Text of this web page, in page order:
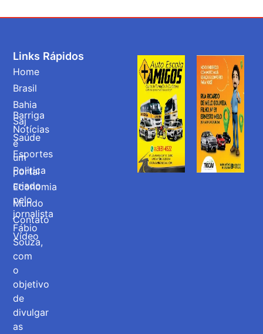
Barriga
Notícias
é
um
portal
criado
pelo
jornalista
Fábio
Souza,
com
o
objetivo
de
divulgar
as
Links Rápidos
Home
Brasil
Bahia
Saj
Saúde
Esportes
Politica
Economia
Mundo
Contato
Vídeo